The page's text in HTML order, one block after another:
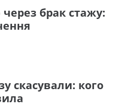
брак стажу:
скасували: кого